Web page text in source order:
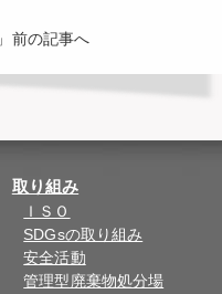
」前の記事へ
取り組み
ＩＳＯ
SDGsの取り組み
安全活動
管理型廃棄物処分場